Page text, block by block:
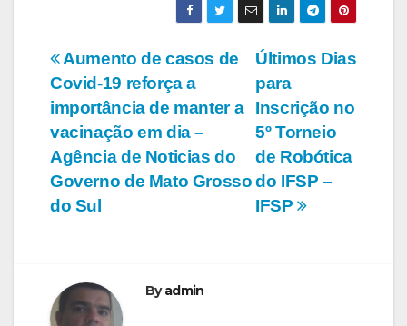
Navegação
de
Post
Últimos Dias
para
Inscrição no
5º Torneio
de Robótica
do IFSP –
IFSP
Aumento de casos de
Covid-19 reforça a
importância de manter a
vacinação em dia –
Agência de Noticias do
Governo de Mato Grosso
do Sul
Byadmin